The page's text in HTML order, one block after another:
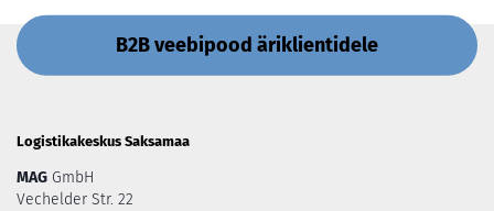
B2B veebipood äriklientidele
Logistikakeskus Saksamaa
MAG GmbH
Vechelder Str. 22